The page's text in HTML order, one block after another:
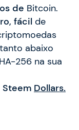
de Bitcoin.
fácil de
abaixo
256 na sua
Steem Dollars.